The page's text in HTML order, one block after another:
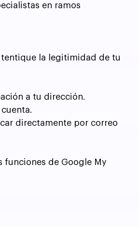
en ramos
la legitimidad de tu
a tu dirección.
directamente por correo
funciones de Google My